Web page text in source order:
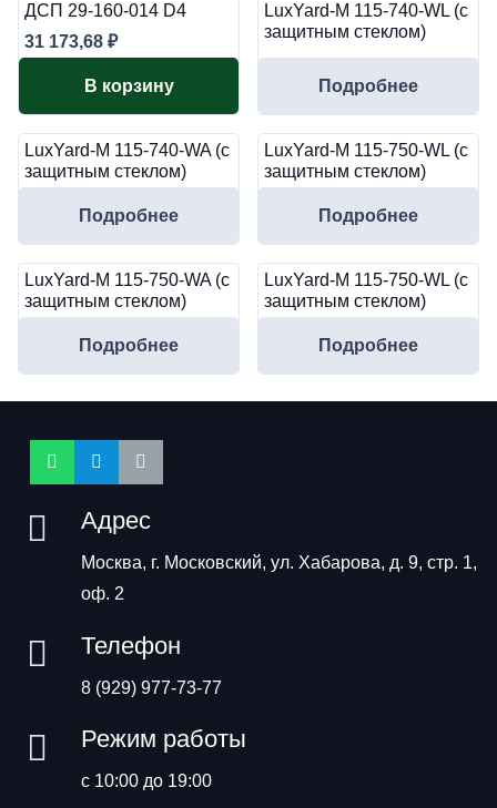
ДСП 29-160-014 D4
31 173,68 ₽
В корзину
LuxYard-M 115-740-WL (с
защитным стеклом)
Подробнее
LuxYard-M 115-740-WA (с
защитным стеклом)
Подробнее
LuxYard-M 115-750-WL (с
защитным стеклом)
Подробнее
LuxYard-M 115-750-WA (с
защитным стеклом)
Подробнее
LuxYard-M 115-750-WL (с
защитным стеклом)
Подробнее
Адрес
Москва, г. Московский, ул. Хабарова, д. 9, стр. 1,
оф. 2
Телефон
8 (929) 977-73-77
Режим работы
с 10:00 до 19:00